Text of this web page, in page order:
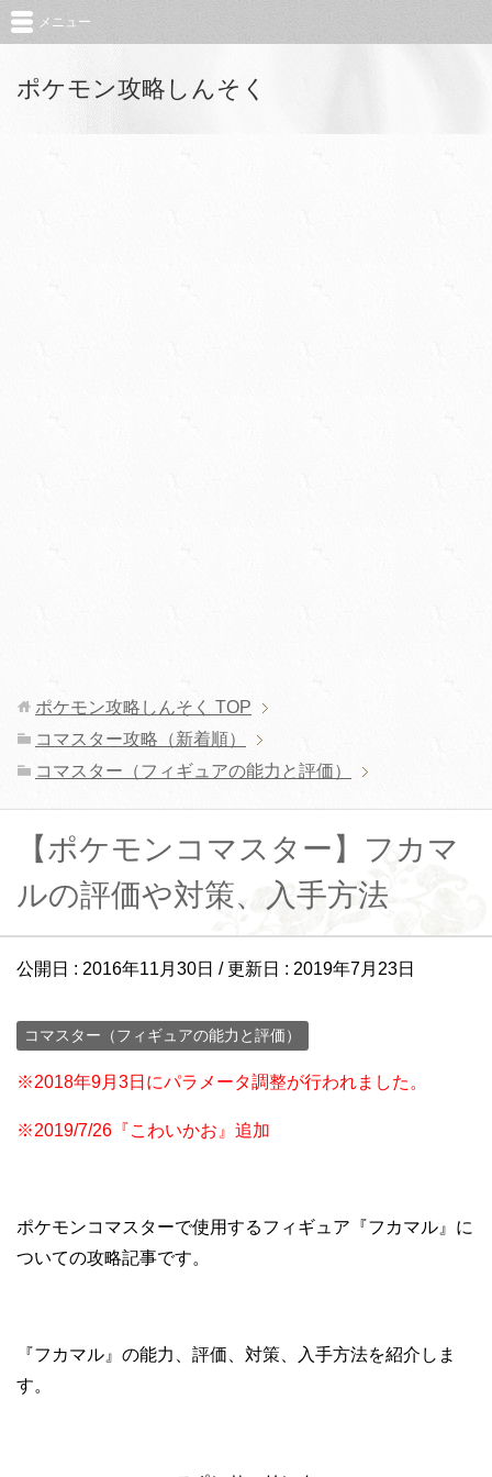
ポケモン攻略しんそく
メニュー
ポケモン攻略しんそく TOP
コマスター攻略（新着順）
コマスター（フィギュアの能力と評価）
【ポケモンコマスター】フカマ
ルの評価や対策、入手方法
公開日 : 2016年11月30日 / 更新日 : 2019年7月23日
コマスター（フィギュアの能力と評価）
※2018年9月3日にパラメータ調整が行われました。
※2019/7/26『こわいかお』追加
ポケモンコマスターで使用するフィギュア『フカマル』に
ついての攻略記事です。
『フカマル』の能力、評価、対策、入手方法を紹介しま
す。